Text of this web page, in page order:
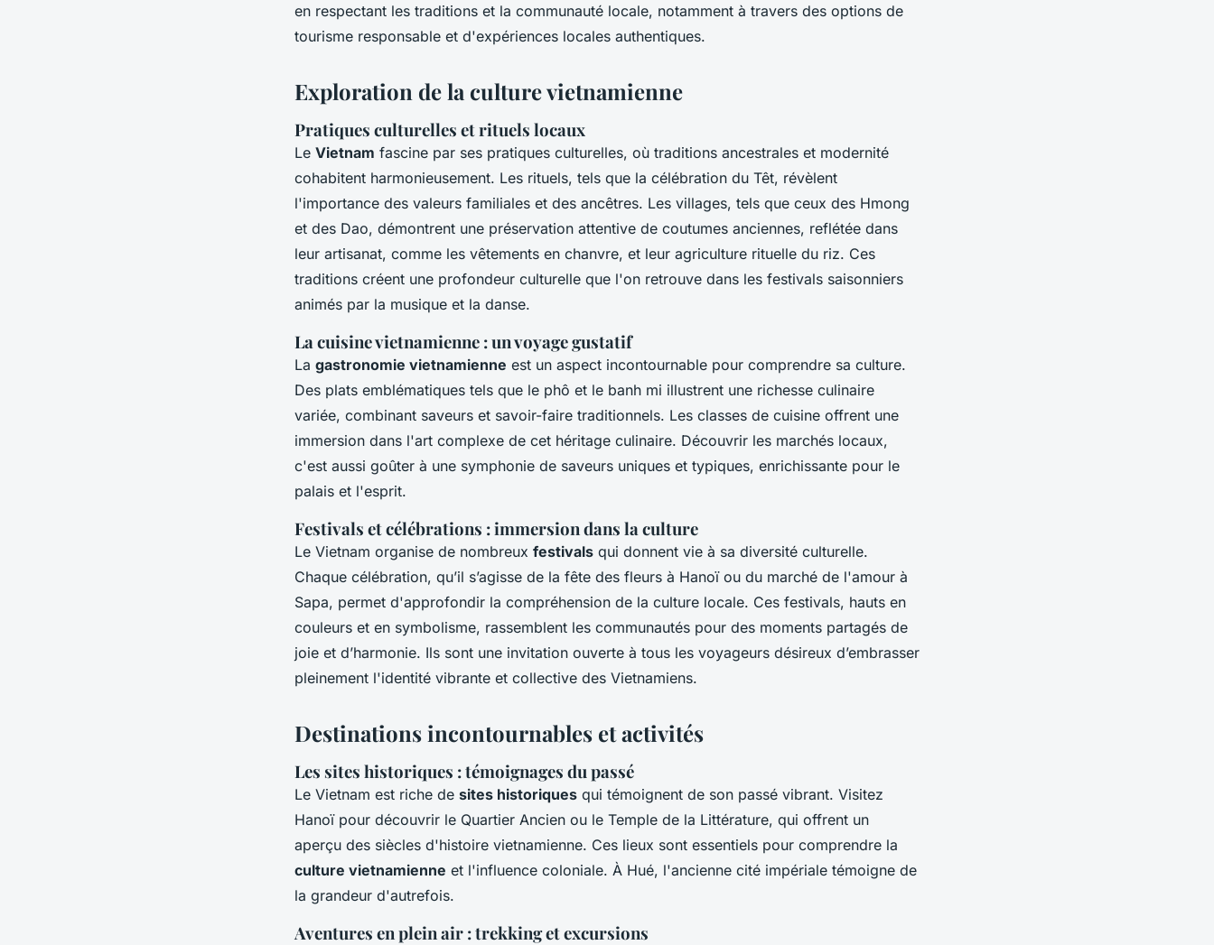
en respectant les traditions et la communauté locale, notamment à travers des options de
tourisme responsable et d'expériences locales authentiques.
Exploration de la culture vietnamienne
Pratiques culturelles et rituels locaux
Le Vietnam fascine par ses pratiques culturelles, où traditions ancestrales et modernité
cohabitent harmonieusement. Les rituels, tels que la célébration du Têt, révèlent
l'importance des valeurs familiales et des ancêtres. Les villages, tels que ceux des Hmong
et des Dao, démontrent une préservation attentive de coutumes anciennes, reflétée dans
leur artisanat, comme les vêtements en chanvre, et leur agriculture rituelle du riz. Ces
traditions créent une profondeur culturelle que l'on retrouve dans les festivals saisonniers
animés par la musique et la danse.
La cuisine vietnamienne : un voyage gustatif
La gastronomie vietnamienne est un aspect incontournable pour comprendre sa culture.
Des plats emblématiques tels que le phô et le banh mi illustrent une richesse culinaire
variée, combinant saveurs et savoir-faire traditionnels. Les classes de cuisine offrent une
immersion dans l'art complexe de cet héritage culinaire. Découvrir les marchés locaux,
c'est aussi goûter à une symphonie de saveurs uniques et typiques, enrichissante pour le
palais et l'esprit.
Festivals et célébrations : immersion dans la culture
Le Vietnam organise de nombreux festivals qui donnent vie à sa diversité culturelle.
Chaque célébration, qu’il s’agisse de la fête des fleurs à Hanoï ou du marché de l'amour à
Sapa, permet d'approfondir la compréhension de la culture locale. Ces festivals, hauts en
couleurs et en symbolisme, rassemblent les communautés pour des moments partagés de
joie et d’harmonie. Ils sont une invitation ouverte à tous les voyageurs désireux d’embrasser
pleinement l'identité vibrante et collective des Vietnamiens.
Destinations incontournables et activités
Les sites historiques : témoignages du passé
Le Vietnam est riche de sites historiques qui témoignent de son passé vibrant. Visitez
Hanoï pour découvrir le Quartier Ancien ou le Temple de la Littérature, qui offrent un
aperçu des siècles d'histoire vietnamienne. Ces lieux sont essentiels pour comprendre la
culture vietnamienne et l'influence coloniale. À Hué, l'ancienne cité impériale témoigne de
la grandeur d'autrefois.
Aventures en plein air : trekking et excursions